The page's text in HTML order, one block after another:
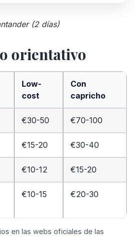
(2 días)
orientativo
Low-
cost
Con
capricho
€30-50 €70-100
€15-20 €30-40
€10-12 €15-20
€10-15 €20-30
en las webs oficiales de las